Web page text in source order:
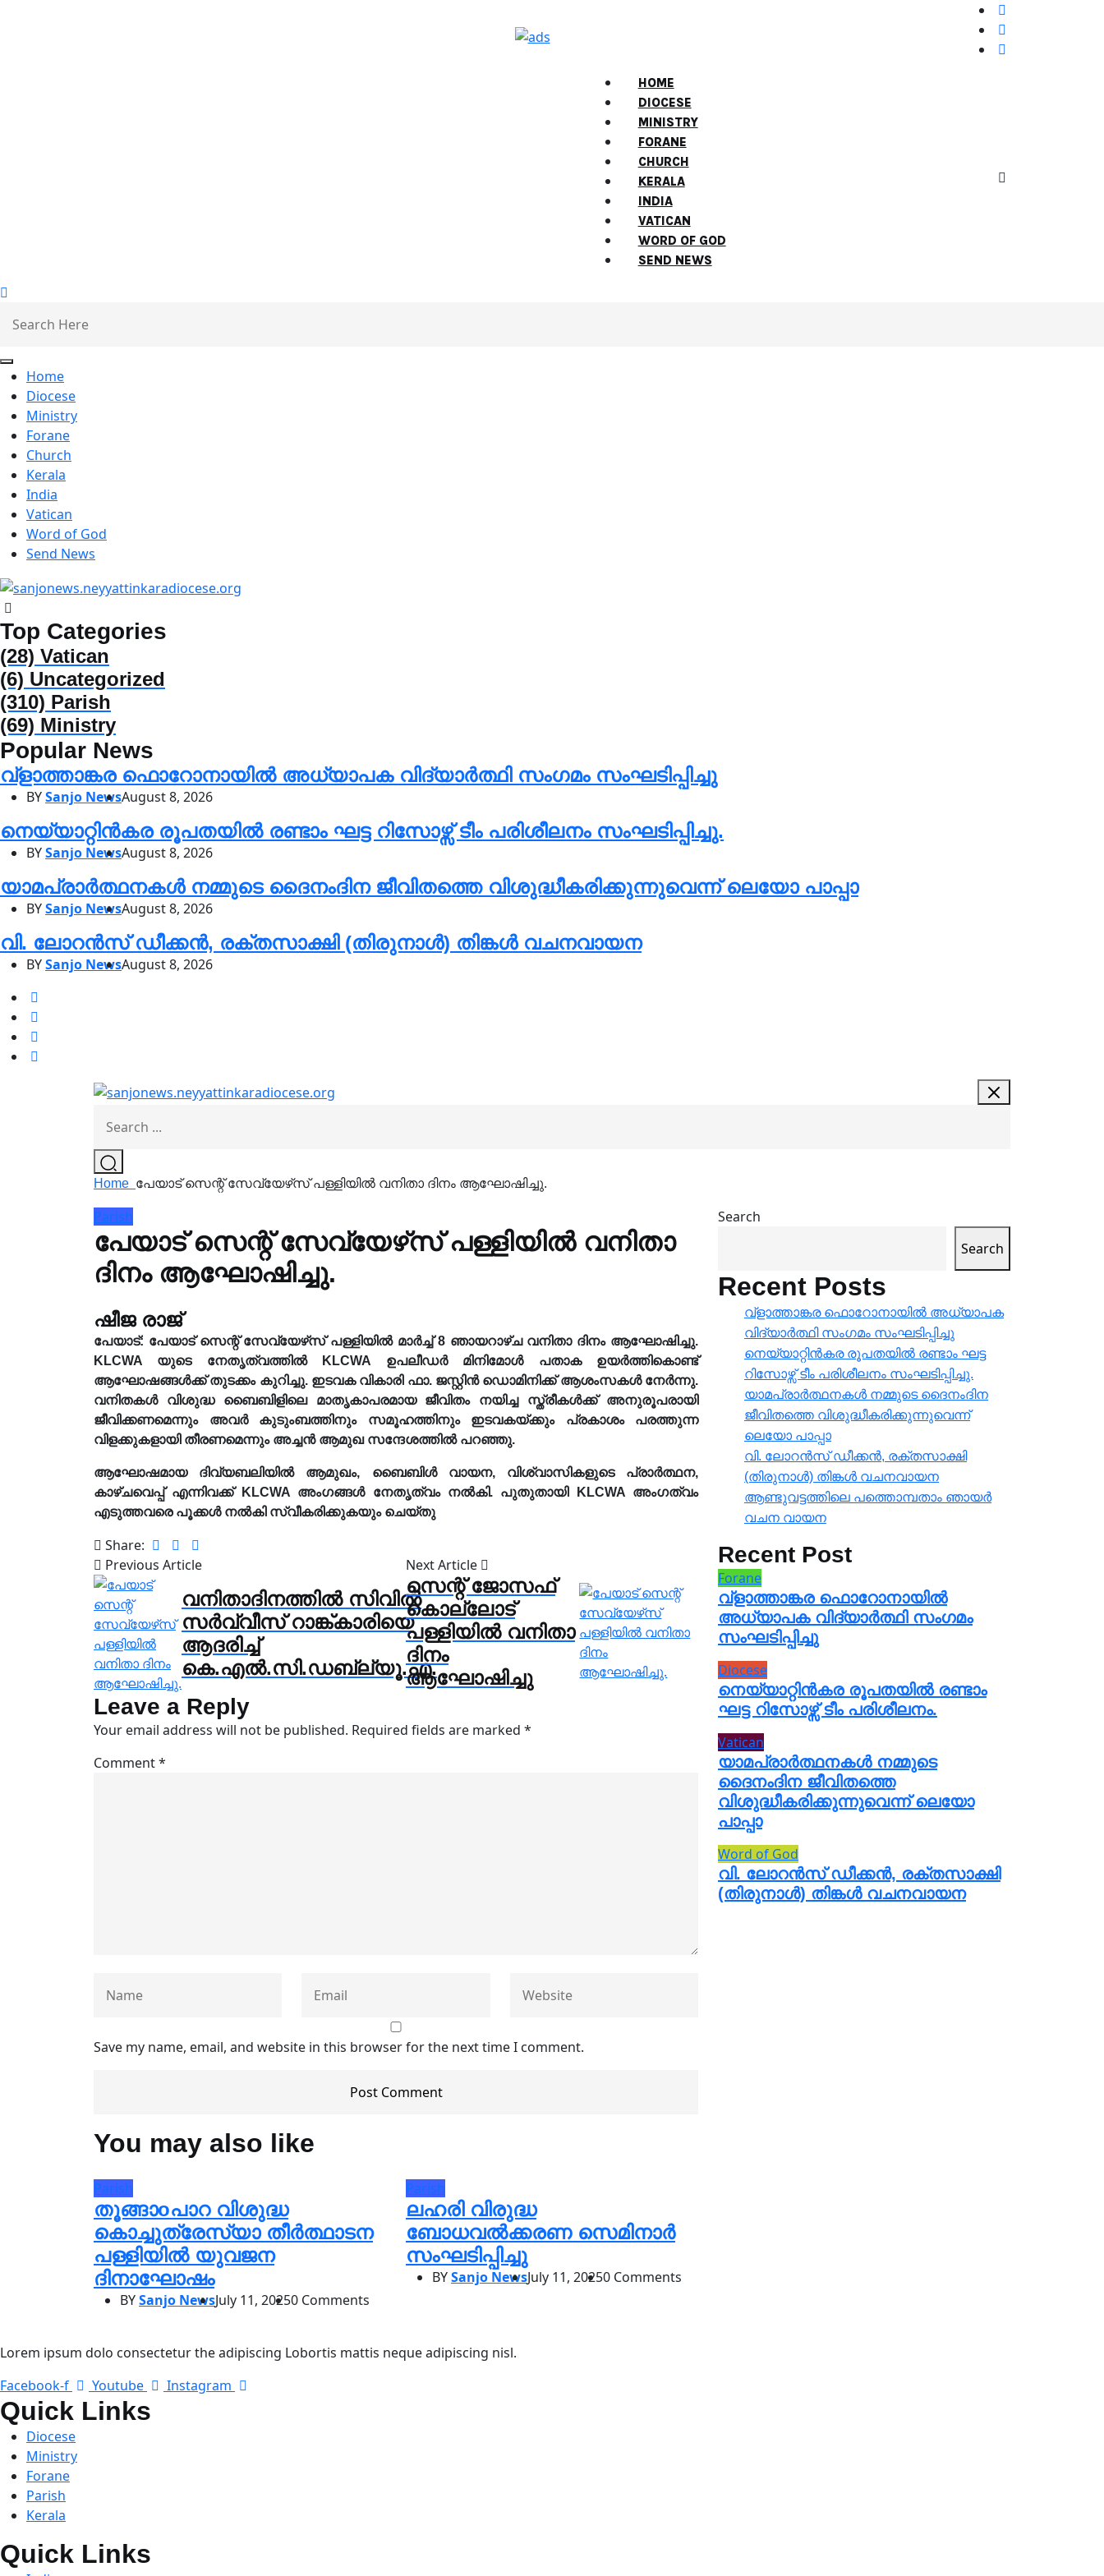
HOME
DIOCESE
MINISTRY
FORANE
CHURCH
KERALA
INDIA
VATICAN
WORD OF GOD
SEND NEWS
Home
Diocese
Ministry
Forane
Church
Kerala
India
Vatican
Word of God
Send News
Top Categories
(28) Vatican
(6) Uncategorized
(310) Parish
(69) Ministry
Popular News
വ്ളാത്താങ്കര ഫൊറോനായിൽ അധ്യാപക വിദ്യാർത്ഥി സംഗമം സംഘടിപ്പിച്ചു
BYSanjo NewsAugust 8, 2026
നെയ്യാറ്റിൻകര രൂപതയിൽ രണ്ടാം ഘട്ട റിസോഴ്സ് ടീം പരിശീലനം സംഘടിപ്പിച്ചു.
BYSanjo NewsAugust 8, 2026
യാമപ്രാർത്ഥനകൾ നമ്മുടെ ദൈനംദിന ജീവിതത്തെ വിശുദ്ധീകരിക്കുന്നുവെന്ന് ലെയോ പാപ്പാ
BYSanjo NewsAugust 8, 2026
വി. ലോറൻസ് ഡീക്കൻ, രക്തസാക്ഷി (തിരുനാൾ) തിങ്കൾ വചനവായന
BYSanjo NewsAugust 8, 2026
Home പേയാട് സെന്റ്‌ സേവ്യേഴ്‌സ് പള്ളിയിൽ വനിതാ ദിനം ആഘോഷിച്ചു.
Parish
പേയാട് സെന്റ്‌ സേവ്യേഴ്‌സ് പള്ളിയിൽ വനിതാ
ദിനം ആഘോഷിച്ചു.
ഷീജ രാജ്
പേയാട്: പേയാട് സെന്റ് സേവ്യേഴ്‌സ് പള്ളിയിൽ മാർച്ച് 8 ഞായറാഴ്ച വനിതാ ദിനം ആഘോഷിച്ചു.
KLCWA യുടെ നേതൃത്വത്തിൽ KLCWA ഉപലീഡർ മിനിമോൾ പതാക ഉയർത്തികൊണ്ട്
ആഘോഷങ്ങൾക്ക് തുടക്കം കുറിച്ചു. ഇടവക വികാരി ഫാ. ജസ്റ്റിൻ ഡൊമിനിക്ക് ആശംസകൾ നേർന്നു.
വനിതകൾ വിശുദ്ധ ബൈബിളിലെ മാതൃകാപരമായ ജീവിതം നയിച്ച സ്ത്രീകൾക്ക് അനുരൂപരായി
ജീവിക്കണമെന്നും അവർ കുടുംബത്തിനും സമൂഹത്തിനും ഇടവകയ്ക്കും പ്രകാശം പരത്തുന്ന
വിളക്കുകളായി തീരണമെന്നും അച്ചൻ ആമുഖ സന്ദേശത്തിൽ പറഞ്ഞു.
ആഘോഷമായ ദിവ്യബലിയിൽ ആമുഖം, ബൈബിൾ വായന, വിശ്വാസികളുടെ പ്രാർത്ഥന,
കാഴ്ചവെപ്പ് എന്നിവക്ക് KLCWA അംഗങ്ങൾ നേതൃത്വം നൽകി. പുതുതായി KLCWA അംഗത്വം
എടുത്തവരെ‌ പൂക്കൾ നൽകി സ്വീകരിക്കുകയും ചെയ്തു
Share:
Previous Article
വനിതാദിനത്തിൽ സിവില്‍
സര്‍വ്വീസ് റാങ്ക്കാരിയെ
ആദരിച്ച്
കെ.എല്‍.സി.ഡബ്ല്യൂ.എ.
Next Article
സെന്റ് ജോസഫ്
കൊല്ലോട്
പള്ളിയിൽ വനിതാ
ദിനം
ആഘോഷിച്ചു
Leave a Reply
Your email address will not be published. Required fields are marked *
Comment*
Save my name, email, and website in this browser for the next time I comment.
You may also like
Parish
തൂങ്ങാoപാറ വിശുദ്ധ
കൊച്ചുത്രേസ്യാ തീർത്ഥാടന
പള്ളിയിൽ യുവജന
ദിനാഘോഷം
BYSanjo NewsJuly 11, 20250 Comments
Parish
ലഹരി വിരുദ്ധ
ബോധവൽക്കരണ സെമിനാർ
സംഘടിപ്പിച്ചു
BYSanjo NewsJuly 11, 20250 Comments
Search
Search
Recent Posts
വ്ളാത്താങ്കര ഫൊറോനായിൽ അധ്യാപക
വിദ്യാർത്ഥി സംഗമം സംഘടിപ്പിച്ചു
നെയ്യാറ്റിൻകര രൂപതയിൽ രണ്ടാം ഘട്ട
റിസോഴ്സ് ടീം പരിശീലനം സംഘടിപ്പിച്ചു.
യാമപ്രാർത്ഥനകൾ നമ്മുടെ ദൈനംദിന
ജീവിതത്തെ വിശുദ്ധീകരിക്കുന്നുവെന്ന്
ലെയോ പാപ്പാ
വി. ലോറൻസ് ഡീക്കൻ, രക്തസാക്ഷി
(തിരുനാൾ) തിങ്കൾ വചനവായന
ആണ്ടുവട്ടത്തിലെ പത്തൊമ്പതാം ഞായർ
വചന വായന
Recent Post
Forane
വ്ളാത്താങ്കര ഫൊറോനായിൽ
അധ്യാപക വിദ്യാർത്ഥി സംഗമം
സംഘടിപ്പിച്ചു
Diocese
നെയ്യാറ്റിൻകര രൂപതയിൽ രണ്ടാം
ഘട്ട റിസോഴ്സ് ടീം പരിശീലനം.
Vatican
യാമപ്രാർത്ഥനകൾ നമ്മുടെ
ദൈനംദിന ജീവിതത്തെ
വിശുദ്ധീകരിക്കുന്നുവെന്ന് ലെയോ
പാപ്പാ
Word of God
വി. ലോറൻസ് ഡീക്കൻ, രക്തസാക്ഷി
(തിരുനാൾ) തിങ്കൾ വചനവായന
Lorem ipsum dolo consectetur the adipiscing Lobortis mattis neque adipiscing nisl.
Facebook-f
Youtube Instagram
Quick Links
Diocese
Ministry
Forane
Parish
Kerala
Quick Links